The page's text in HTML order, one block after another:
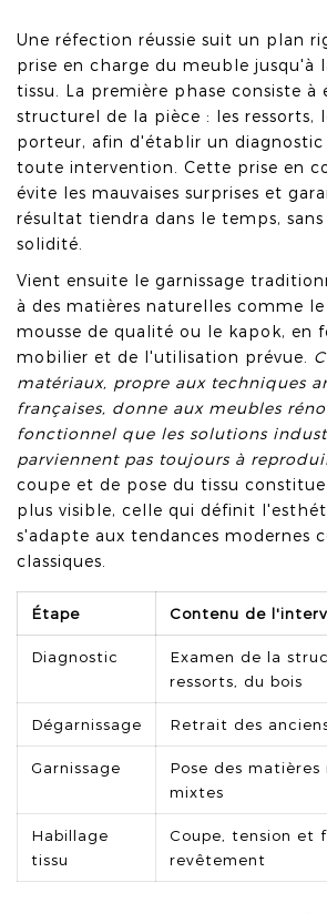
Une réfection réussie suit un plan
prise en charge du meuble jusqu'à
tissu. La première phase consiste à
structurel de la pièce : les ressorts,
porteur, afin d'établir un diagnostic
toute intervention. Cette prise en
évite les mauvaises surprises et
résultat tiendra dans le temps,
solidité.
Vient ensuite le garnissage
à des matières naturelles comme
mousse de qualité ou le kapok, en
mobilier et de l'utilisation prévue.
matériaux, propre aux techniques
françaises, donne aux meubles
fonctionnel que les solutions
parviennent pas toujours à
coupe et de pose du tissu
plus visible, celle qui définit
s'adapte aux tendances modernes
classiques.
Étape Contenu de
Diagnostic
Examen de la
ressorts, du bois
Dégarnissage Retrait des
Garnissage
Pose des matières
mixtes
Habillage
tissu
Coupe, tension et
revêtement